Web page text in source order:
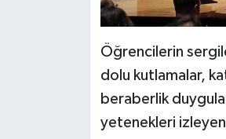
Öğrencilerin
dolu kutlamalar,
beraberlik
yetenekleri